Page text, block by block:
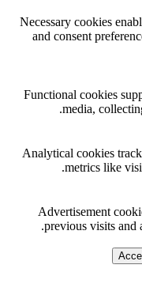
Necessary cookies
and consent
Functional cookies
media,
Analytical cookies
metrics like
Advertisement
previous visits and